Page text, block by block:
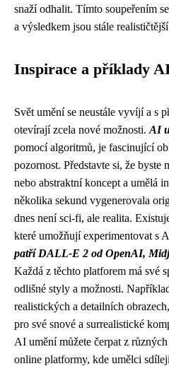
snaží odhalit. Tímto soupeřením
a výsledkem jsou stále
Inspirace a příklady
Svět umění se neustále vyvíjí a s
otevírají zcela nové možnosti. AI
pomocí algoritmů, je fascinující
pozornost. Představte si, že byste
nebo abstraktní koncept a umělá
několika sekund vygenerovala
dnes není sci-fi, ale realita.
které umožňují experimentovat s
patří DALL-E 2 od OpenAI,
Každá z těchto platforem má své
odlišné styly a možnosti.
realistických a detailních
pro své snové a surrealistické
AI umění můžete čerpat z
online platformy, kde umělci